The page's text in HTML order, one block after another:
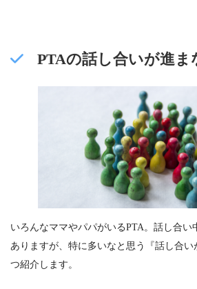
PTAの話し合いが進ま
いろんなママやパパがいるPTA。話し合い
ありますが、特に多いなと思う『話し合い
つ紹介します。